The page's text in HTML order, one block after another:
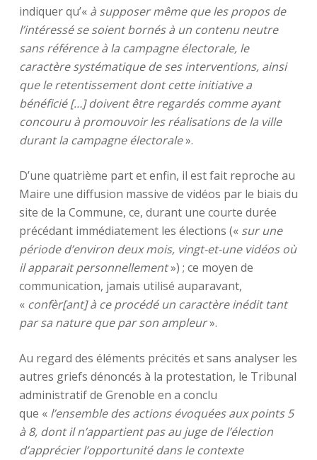
indiquer qu’« à supposer même que les propos de
l’intéressé se soient bornés à un contenu neutre
sans référence à la campagne électorale, le
caractère systématique de ses interventions, ainsi
que le retentissement dont cette initiative a
bénéficié […] doivent être regardés comme ayant
concouru à promouvoir les réalisations de la ville
durant la campagne électorale».
D’une quatrième part et enfin, il est fait reproche au
Maire une diffusion massive de vidéos par le biais du
site de la Commune, ce, durant une courte durée
précédant immédiatement les élections (« sur une
période d’environ deux mois, vingt-et-une vidéos où
il apparait personnellement») ; ce moyen de
communication, jamais utilisé auparavant,
« confèr[ant] à ce procédé un caractère inédit tant
par sa nature que par son ampleur».
Au regard des éléments précités et sans analyser les
autres griefs dénoncés à la protestation, le Tribunal
administratif de Grenoble en a conclu
que « l’ensemble des actions évoquées aux points 5
à 8, dont il n’appartient pas au juge de l’élection
d’apprécier l’opportunité dans le contexte